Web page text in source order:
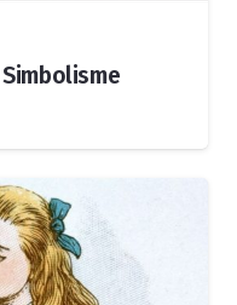
Simbolisme